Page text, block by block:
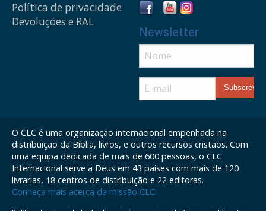
Política de privacidade
Devoluções e RAL
Newsletter
O CLC é uma organização internacional empenhada na
distribuição da Bíblia, livros, e outros recursos cristãos. Com
uma equipa dedicada de mais de 600 pessoas, o CLC
Internacional serve a Deus em 43 países com mais de 120
livrarias, 18 centros de distribuição e 22 editoras.
Conheça mais acerca da missão CLC